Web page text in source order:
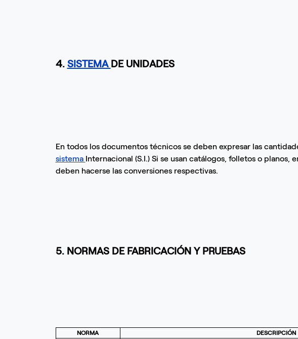
4. SISTEMA DE UNIDADES
En todos los documentos técnicos se deben expresar las
sistema Internacional (S.I.) Si se usan catálogos, folletos o planos,
deben hacerse las conversiones respectivas.
5. NORMAS DE FABRICACIÓN Y PRUEBAS
NORMA DESCRIPCIÓN